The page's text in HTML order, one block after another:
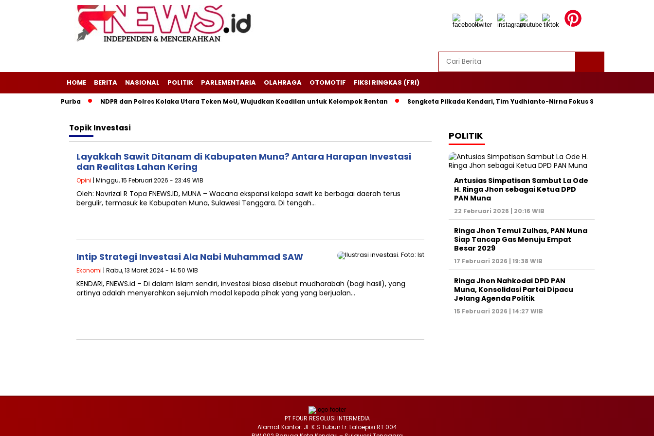
HOME BERITA NASIONAL POLITIK PARLEMENTARIA OLAHRAGA OTOMOTIF FIKSI RINGKAS (FRI)
Layang Purba NDPR dan Polres Kolaka Utara Teken MoU, Wujudkan Keadilan untuk Kelompok Rentan Sengketa Pilkada Kendari, Tim Yudhianto-Nirna Fokus Siapkan Bukti di MK
TopikInvestasi
Layakkah Sawit Ditanam di Kabupaten Muna? Antara Harapan Investasi
dan Realitas Lahan Kering
Opini | Minggu, 15 Februari 2026 - 23:49 WIB
Oleh: Novrizal R Topa FNEWS.ID, MUNA – Wacana ekspansi kelapa sawit ke berbagai daerah terus
bergulir, termasuk ke Kabupaten Muna, Sulawesi Tenggara. Di tengah…
Intip Strategi Investasi Ala Nabi Muhammad SAW
Ekonomi | Rabu, 13 Maret 2024 - 14:50 WIB
KENDARI, FNEWS.id – Di dalam Islam sendiri, investasi biasa disebut mudharabah (bagi hasil), yang
artinya adalah menyerahkan sejumlah modal kepada pihak yang yang berjualan…
POLITIK
Antusias Simpatisan Sambut La Ode
H. Ringa Jhon sebagai Ketua DPD
PAN Muna
22 Februari 2026 | 20:16 WIB
Ringa Jhon Temui Zulhas, PAN Muna
Siap Tancap Gas Menuju Empat
Besar 2029
17 Februari 2026 | 19:38 WIB
Ringa Jhon Nahkodai DPD PAN
Muna, Konsolidasi Partai Dipacu
Jelang Agenda Politik
15 Februari 2026 | 14:27 WIB
PT FOUR RESOLUSI INTERMEDIA
Alamat Kantor: Jl. K.S Tubun Lr. Laloepisi RT 004